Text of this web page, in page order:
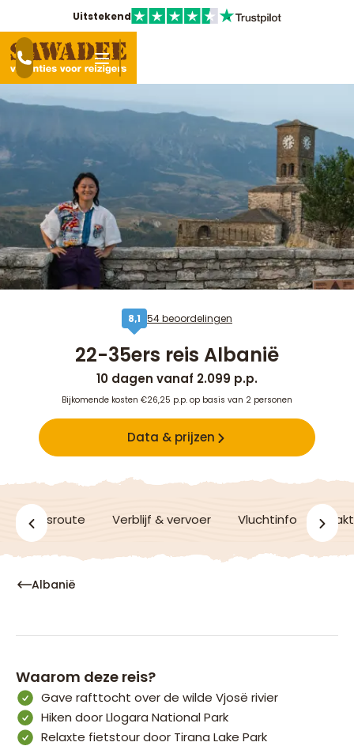
Uitstekend
8,1 54 beoordelingen
22-35ers reis Albanië
10 dagen vanaf 2.099 p.p.
Bijkomende kosten €26,25 p.p. op basis van 2 personen
Data & prijzen
Reisroute Verblijf & vervoer Vluchtinfo
Albanië
Waarom deze reis?
Gave rafttocht over de wilde Vjosë rivier
Hiken door Llogara National Park
Relaxte fietstour door Tirana Lake Park